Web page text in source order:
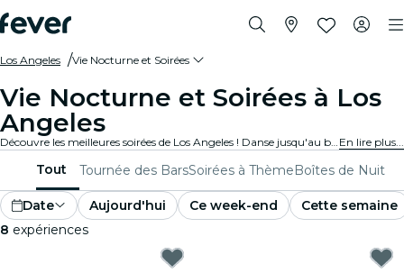
Los Angeles Vie Nocturne et Soirées
Vie Nocturne et Soirées à Los
Angeles
Découvre les meilleures soirées de Los Angeles ! Danse jusqu'au bout de la nuit dans des clubs branchés, sirote de délicieux cocktails dans des bars élégants, et profite de la musique live dans des lieux animés. Parfait pour les noctambules et les amoureux de la fête en quête de soirées inoubliables. En lire plus...
Tout Tournée des BarsSoirées à ThèmeBoîtes de Nuit
Date Aujourd'hui Ce week-end
Cette semaine
8 expériences